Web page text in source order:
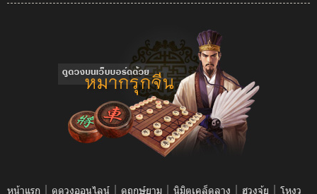
หน้าแรก | ดูดวงออนไลน์ | ดูฤกษ์ยาม | นิมิตเคล็ดลาง | ฮวงจุ้ย | โหงว